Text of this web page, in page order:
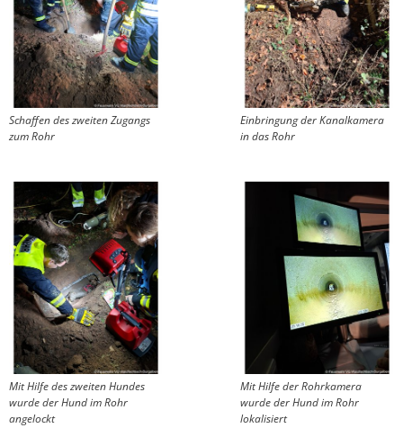
Schaffen des zweiten Zugangs
zum Rohr
Einbringung der Kanalkamera
in das Rohr
Mit Hilfe des zweiten Hundes
wurde der Hund im Rohr
angelockt
Mit Hilfe der Rohrkamera
wurde der Hund im Rohr
lokalisiert